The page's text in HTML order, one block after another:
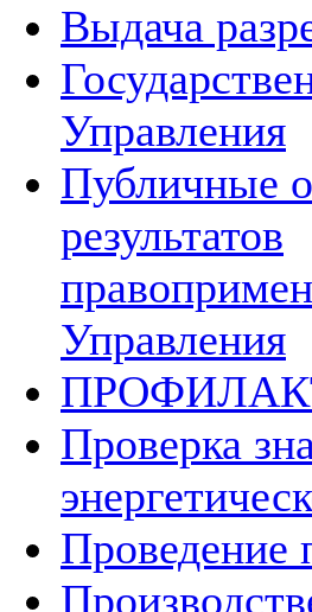
Выдача
Управления
Публичные
результатов
Управления
Проверка
Проведение